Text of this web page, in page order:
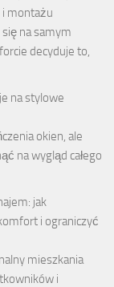
i montażu
na samym
decyduje to,
na stylowe
okien, ale
na wygląd całego
jak
i ograniczyć
mieszkania
i